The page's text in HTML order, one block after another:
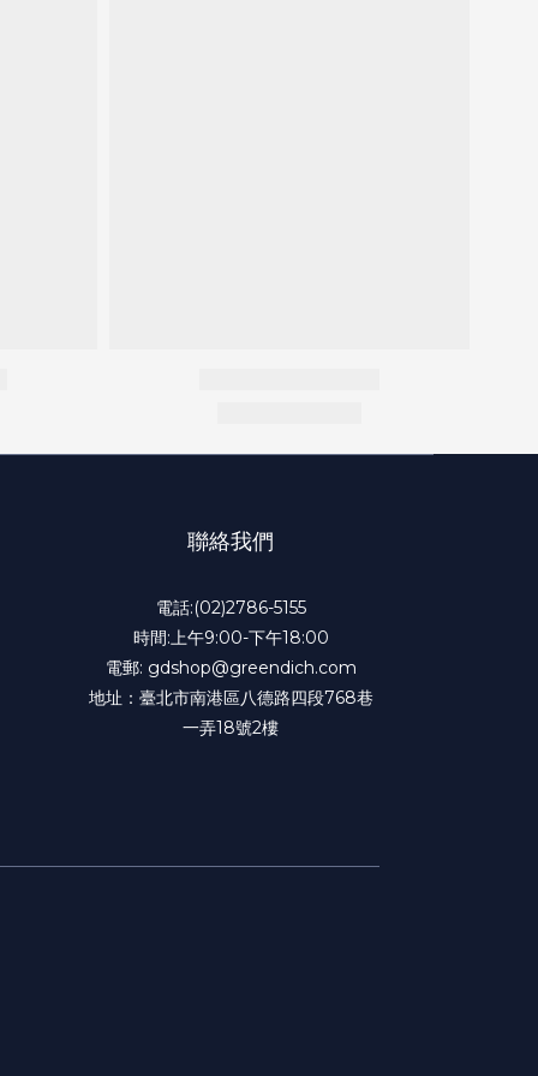
聯絡我們
電話:(02)2786-5155
時間:上午9:00-下午18:00
電郵: gdshop@greendich.com
地址：臺北市南港區八德路四段768巷
一弄18號2樓